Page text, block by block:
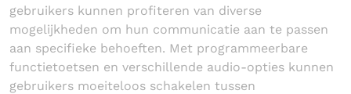
gebruikers kunnen profiteren van diverse
mogelijkheden om hun communicatie aan te passen
aan specifieke behoeften. Met programmeerbare
functietoetsen en verschillende audio-opties kunnen
gebruikers moeiteloos schakelen tussen